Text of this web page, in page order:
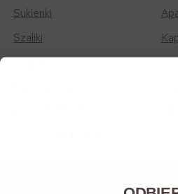
Sukienki
Szaliki
Czapki